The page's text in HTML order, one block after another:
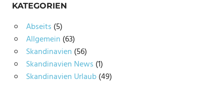
KATEGORIEN
Abseits (5)
Allgemein (63)
Skandinavien (56)
Skandinavien News (1)
Skandinavien Urlaub(49)